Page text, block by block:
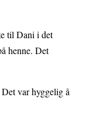
til Dani i det
henne. Det
var hyggelig å